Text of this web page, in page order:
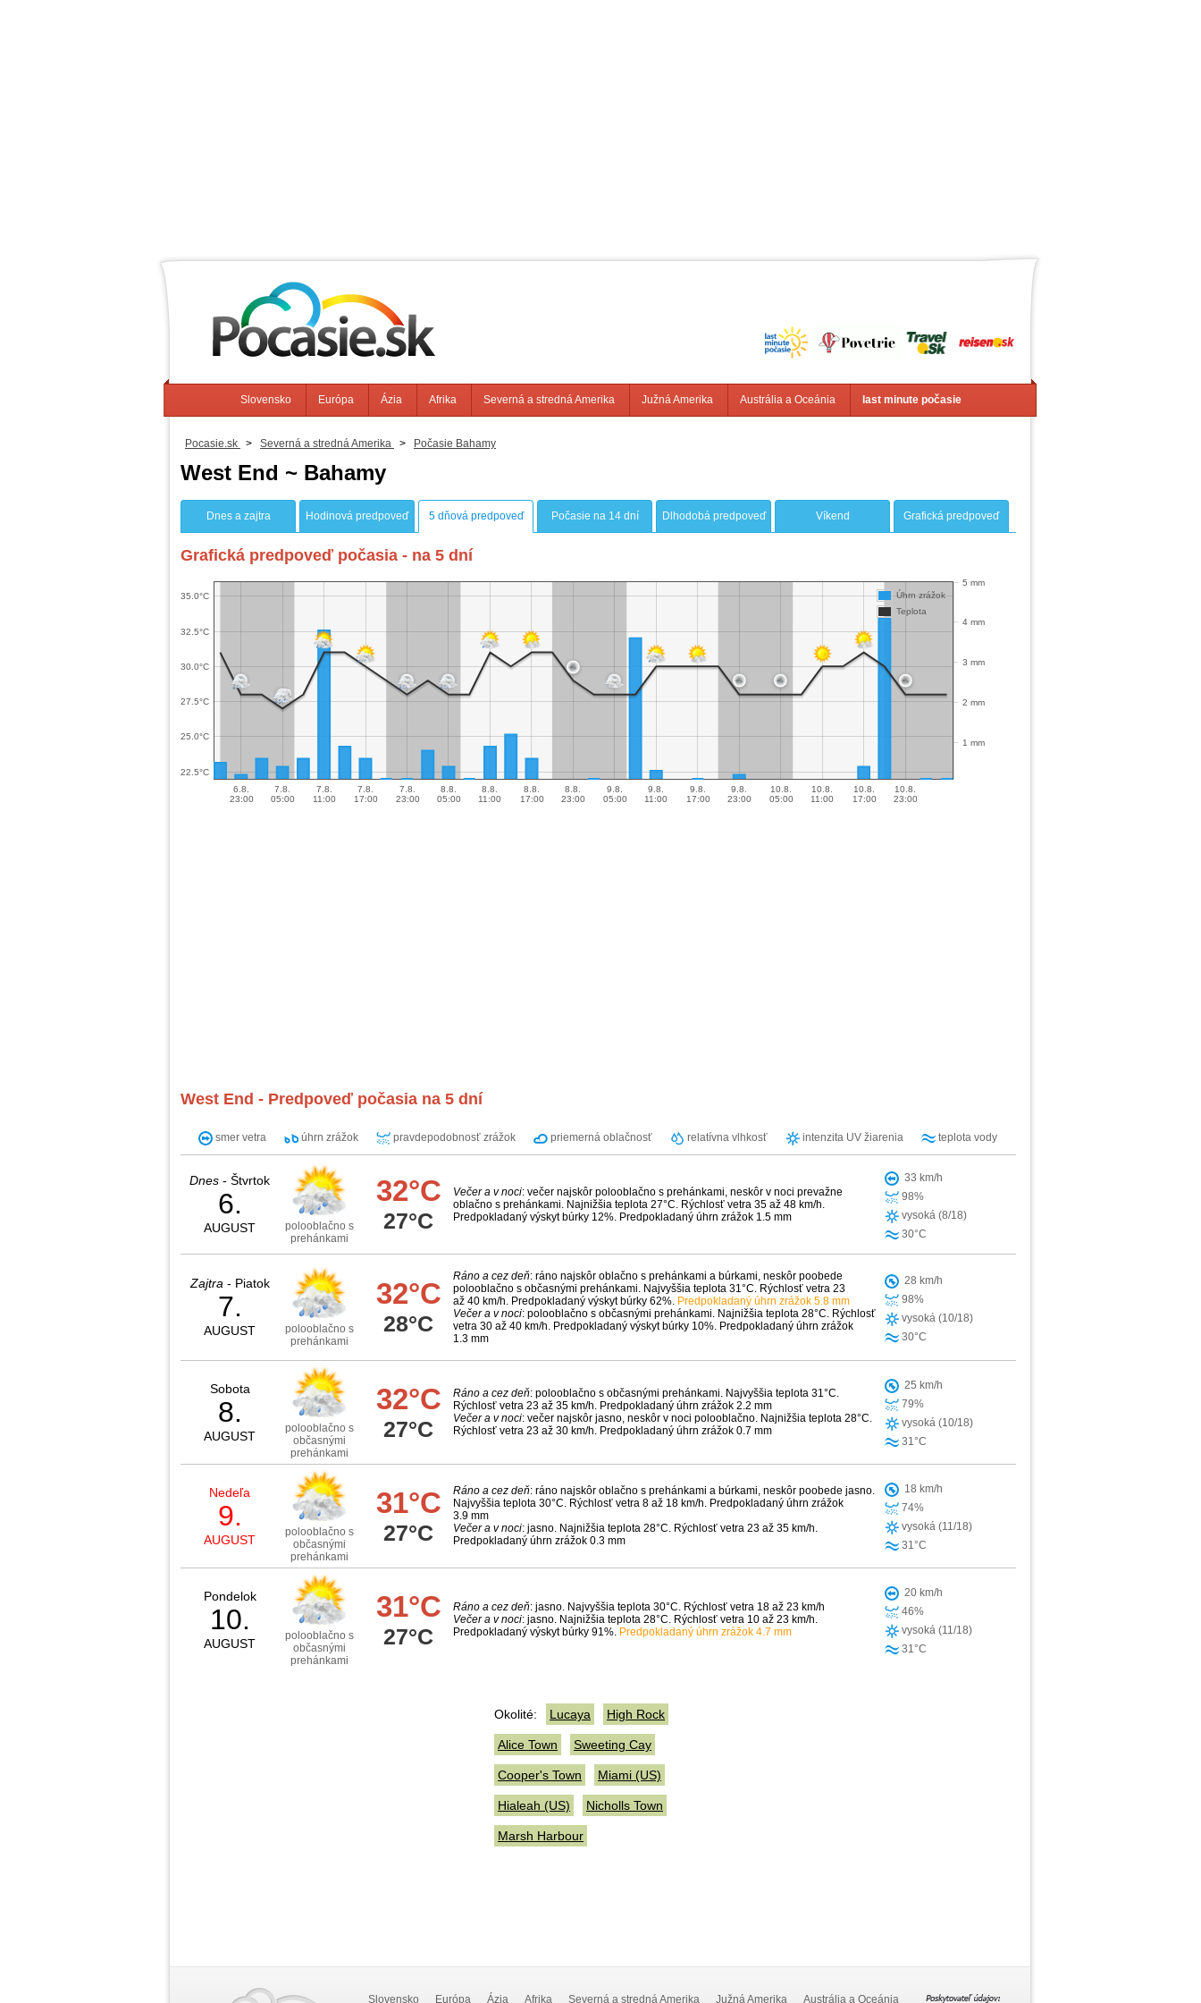
Slovensko Európa Ázia Afrika Severná a stredná Amerika Južná Amerika Austrália a Oceánia last minute počasie
Pocasie.sk > Severná a stredná Amerika > Počasie Bahamy
West End ~ Bahamy
Dnes a zajtra Hodinová predpoveď 5 dňová predpoveď Počasie na 14 dní Dlhodobá predpoveď Víkend Grafická predpoveď
Grafická predpoveď počasia - na 5 dní
6.8.
23:00
7.8.
05:00
7.8.
11:00
7.8.
17:00
7.8.
23:00
8.8.
05:00
8.8.
11:00
8.8.
17:00
8.8.
23:00
9.8.
05:00
9.8.
11:00
9.8.
17:00
9.8.
23:00
10.8.
05:00
10.8.
11:00
10.8.
17:00
10.8.
23:00
22.5°C
25.0°C
27.5°C
30.0°C
32.5°C
35.0°C
1 mm
2 mm
3 mm
4 mm
5 mm
Úhrn zrážok
Teplota
West End - Predpoveď počasia na 5 dní
smer vetra úhrn zrážok pravdepodobnosť zrážok priemerná oblačnosť relatívna vlhkosť intenzita UV žiarenia teplota vody
Dnes - Štvrtok
6.
AUGUST
polooblačno s
prehánkami
32°C
27°C
Večer a v noci: večer najskôr polooblačno s prehánkami, neskôr v noci prevažne
oblačno s prehánkami. Najnižšia teplota 27°C. Rýchlosť vetra 35 až 48 km/h.
Predpokladaný výskyt búrky 12%. Predpokladaný úhrn zrážok 1.5 mm
33 km/h
98%
vysoká (8/18)
30°C
Zajtra - Piatok
7.
AUGUST
polooblačno s
prehánkami
32°C
28°C
Ráno a cez deň: ráno najskôr oblačno s prehánkami a búrkami, neskôr poobede
polooblačno s občasnými prehánkami. Najvyššia teplota 31°C. Rýchlosť vetra 23
až 40 km/h. Predpokladaný výskyt búrky 62%. Predpokladaný úhrn zrážok 5.8 mm
Večer a v noci: polooblačno s občasnými prehánkami. Najnižšia teplota 28°C. Rýchlosť
vetra 30 až 40 km/h. Predpokladaný výskyt búrky 10%. Predpokladaný úhrn zrážok
1.3 mm
28 km/h
98%
vysoká (10/18)
30°C
Sobota
8.
AUGUST
polooblačno s
občasnými
prehánkami
32°C
27°C
Ráno a cez deň: polooblačno s občasnými prehánkami. Najvyššia teplota 31°C.
Rýchlosť vetra 23 až 35 km/h. Predpokladaný úhrn zrážok 2.2 mm
Večer a v noci: večer najskôr jasno, neskôr v noci polooblačno. Najnižšia teplota 28°C.
Rýchlosť vetra 23 až 30 km/h. Predpokladaný úhrn zrážok 0.7 mm
25 km/h
79%
vysoká (10/18)
31°C
Nedeľa
9.
AUGUST
polooblačno s
občasnými
prehánkami
31°C
27°C
Ráno a cez deň: ráno najskôr oblačno s prehánkami a búrkami, neskôr poobede jasno.
Najvyššia teplota 30°C. Rýchlosť vetra 8 až 18 km/h. Predpokladaný úhrn zrážok
3.9 mm
Večer a v noci: jasno. Najnižšia teplota 28°C. Rýchlosť vetra 23 až 35 km/h.
Predpokladaný úhrn zrážok 0.3 mm
18 km/h
74%
vysoká (11/18)
31°C
Pondelok
10.
AUGUST
polooblačno s
občasnými
prehánkami
31°C
27°C
Ráno a cez deň: jasno. Najvyššia teplota 30°C. Rýchlosť vetra 18 až 23 km/h
Večer a v noci: jasno. Najnižšia teplota 28°C. Rýchlosť vetra 10 až 23 km/h.
Predpokladaný výskyt búrky 91%. Predpokladaný úhrn zrážok 4.7 mm
20 km/h
46%
vysoká (11/18)
31°C
Okolité: Lucaya High Rock
Alice Town Sweeting Cay
Cooper's Town Miami (US)
Hialeah (US) Nicholls Town
Marsh Harbour
Slovensko Európa Ázia Afrika Severná a stredná Amerika Južná Amerika Austrália a Oceánia